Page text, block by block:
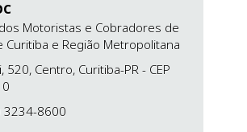
Motoristas e Cobradores de
Curitiba e Região Metropolitana
520, Centro, Curitiba-PR - CEP
3234-8600